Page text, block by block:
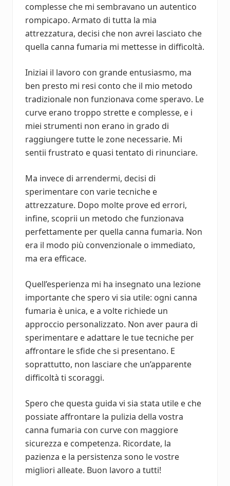
complesse che mi sembravano un autentico
rompicapo. Armato di tutta la mia
attrezzatura, decisi che non avrei lasciato che
quella canna fumaria mi mettesse in difficoltà.
Iniziai il lavoro con grande entusiasmo, ma
ben presto mi resi conto che il mio metodo
tradizionale non funzionava come speravo. Le
curve erano troppo strette e complesse, e i
miei strumenti non erano in grado di
raggiungere tutte le zone necessarie. Mi
sentii frustrato e quasi tentato di rinunciare.
Ma invece di arrendermi, decisi di
sperimentare con varie tecniche e
attrezzature. Dopo molte prove ed errori,
infine, scoprii un metodo che funzionava
perfettamente per quella canna fumaria. Non
era il modo più convenzionale o immediato,
ma era efficace.
Quell’esperienza mi ha insegnato una lezione
importante che spero vi sia utile: ogni canna
fumaria è unica, e a volte richiede un
approccio personalizzato. Non aver paura di
sperimentare e adattare le tue tecniche per
affrontare le sfide che si presentano. E
soprattutto, non lasciare che un’apparente
difficoltà ti scoraggi.
Spero che questa guida vi sia stata utile e che
possiate affrontare la pulizia della vostra
canna fumaria con curve con maggiore
sicurezza e competenza. Ricordate, la
pazienza e la persistenza sono le vostre
migliori alleate. Buon lavoro a tutti!